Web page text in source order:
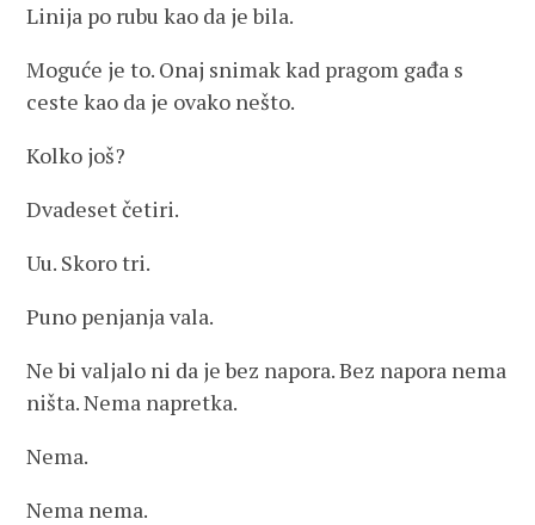
Linija po rubu kao da je bila.
Moguće je to. Onaj snimak kad pragom gađa s
ceste kao da je ovako nešto.
Kolko još?
Dvadeset četiri.
Uu. Skoro tri.
Puno penjanja vala.
Ne bi valjalo ni da je bez napora. Bez napora nema
ništa. Nema napretka.
Nema.
Nema nema.